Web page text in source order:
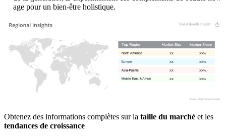
age pour un bien-être holistique.
XX%
XX
XX%
XX
XX%
XX
XX%
XX
Obtenez des informations complètes sur la taille du marché et les
tendances de croissance